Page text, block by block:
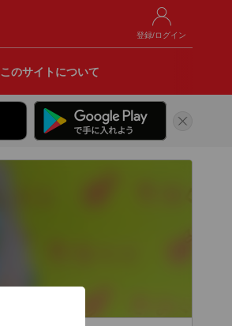
登録/ログイン
このサイトについて